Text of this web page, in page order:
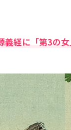
義経に「第3の